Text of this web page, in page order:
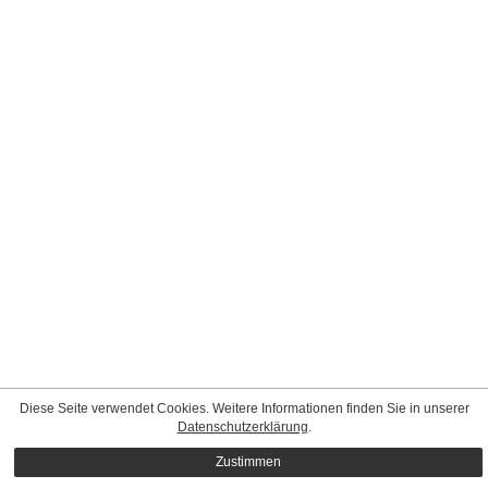
Diese Seite verwendet Cookies. Weitere Informationen finden Sie in unserer
Datenschutzerklärung.
Zustimmen